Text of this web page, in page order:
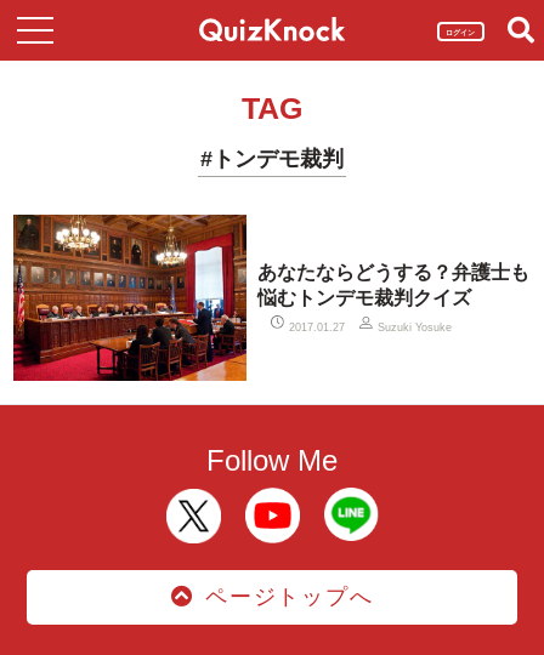
ログイン
TAG
#トンデモ裁判
あなたならどうする？弁護士も
悩むトンデモ裁判クイズ
2017.01.27 Suzuki Yosuke
Follow Me
ページトップへ